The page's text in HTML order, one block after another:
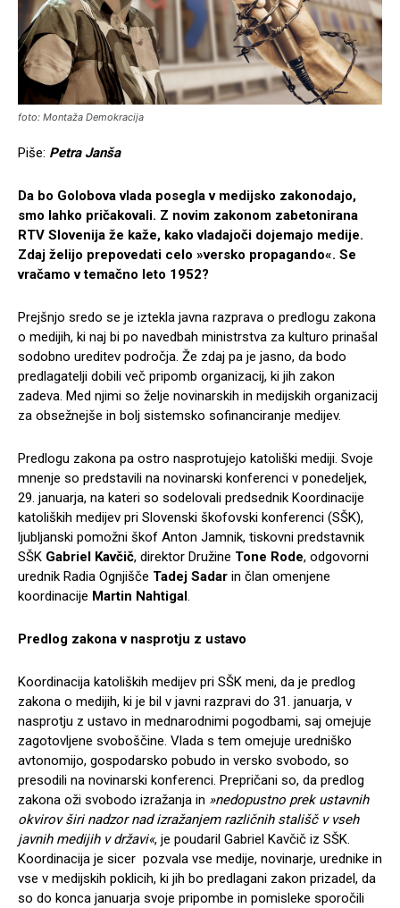
foto: Montaža Demokracija
Piše: Petra Janša
Da bo Golobova vlada posegla v medijsko zakonodajo,
smo lahko pričakovali. Z novim zakonom zabetonirana
RTV Slovenija že kaže, kako vladajoči dojemajo medije.
Zdaj želijo prepovedati celo »versko propagando«. Se
vračamo v temačno leto 1952?
Prejšnjo sredo se je iztekla javna razprava o predlogu zakona
o medijih, ki naj bi po navedbah ministrstva za kulturo prinašal
sodobno ureditev področja. Že zdaj pa je jasno, da bodo
predlagatelji dobili več pripomb organizacij, ki jih zakon
zadeva. Med njimi so želje novinarskih in medijskih organizacij
za obsežnejše in bolj sistemsko sofinanciranje medijev.
Predlogu zakona pa ostro nasprotujejo katoliški mediji. Svoje
mnenje so predstavili na novinarski konferenci v ponedeljek,
29. januarja, na kateri so sodelovali predsednik Koordinacije
katoliških medijev pri Slovenski škofovski konferenci (SŠK),
ljubljanski pomožni škof Anton Jamnik, tiskovni predstavnik
SŠK Gabriel Kavčič, direktor Družine Tone Rode, odgovorni
urednik Radia Ognjišče Tadej Sadar in član omenjene
koordinacije Martin Nahtigal.
Predlog zakona v nasprotju z ustavo
Koordinacija katoliških medijev pri SŠK meni, da je predlog
zakona o medijih, ki je bil v javni razpravi do 31. januarja, v
nasprotju z ustavo in mednarodnimi pogodbami, saj omejuje
zagotovljene svoboščine. Vlada s tem omejuje uredniško
avtonomijo, gospodarsko pobudo in versko svobodo, so
presodili na novinarski konferenci. Prepričani so, da predlog
zakona oži svobodo izražanja in »nedopustno prek ustavnih
okvirov širi nadzor nad izražanjem različnih stališč v vseh
javnih medijih v državi«, je poudaril Gabriel Kavčič iz SŠK.
Koordinacija je sicer pozvala vse medije, novinarje, urednike in
vse v medijskih poklicih, ki jih bo predlagani zakon prizadel, da
so do konca januarja svoje pripombe in pomisleke sporočili